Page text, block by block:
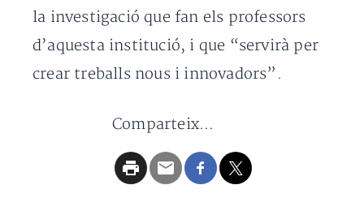
la investigació que fan els professors
d’aquesta institució, i que “servirà per
crear treballs nous i innovadors”.
Comparteix...